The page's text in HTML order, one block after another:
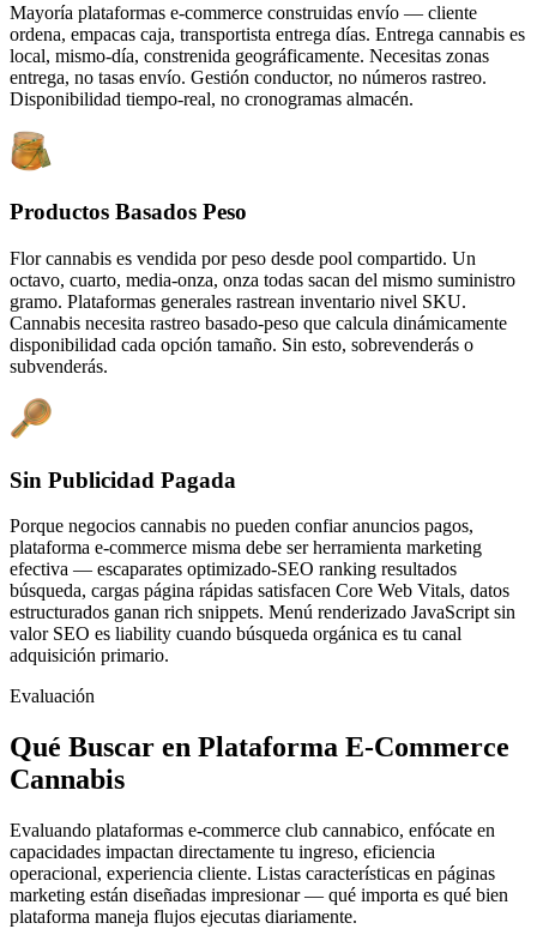
Mayoría plataformas e-commerce construidas envío — cliente
ordena, empacas caja, transportista entrega días. Entrega cannabis es
local, mismo-día, constrenida geográficamente. Necesitas zonas
entrega, no tasas envío. Gestión conductor, no números rastreo.
Disponibilidad tiempo-real, no cronogramas almacén.
Productos Basados Peso
Flor cannabis es vendida por peso desde pool compartido. Un
octavo, cuarto, media-onza, onza todas sacan del mismo suministro
gramo. Plataformas generales rastrean inventario nivel SKU.
Cannabis necesita rastreo basado-peso que calcula dinámicamente
disponibilidad cada opción tamaño. Sin esto, sobrevenderás o
subvenderás.
Sin Publicidad Pagada
Porque negocios cannabis no pueden confiar anuncios pagos,
plataforma e-commerce misma debe ser herramienta marketing
efectiva — escaparates optimizado-SEO ranking resultados
búsqueda, cargas página rápidas satisfacen Core Web Vitals, datos
estructurados ganan rich snippets. Menú renderizado JavaScript sin
valor SEO es liability cuando búsqueda orgánica es tu canal
adquisición primario.
Evaluación
Qué Buscar en Plataforma E-Commerce
Cannabis
Evaluando plataformas e-commerce club cannabico, enfócate en
capacidades impactan directamente tu ingreso, eficiencia
operacional, experiencia cliente. Listas características en páginas
marketing están diseñadas impresionar — qué importa es qué bien
plataforma maneja flujos ejecutas diariamente.